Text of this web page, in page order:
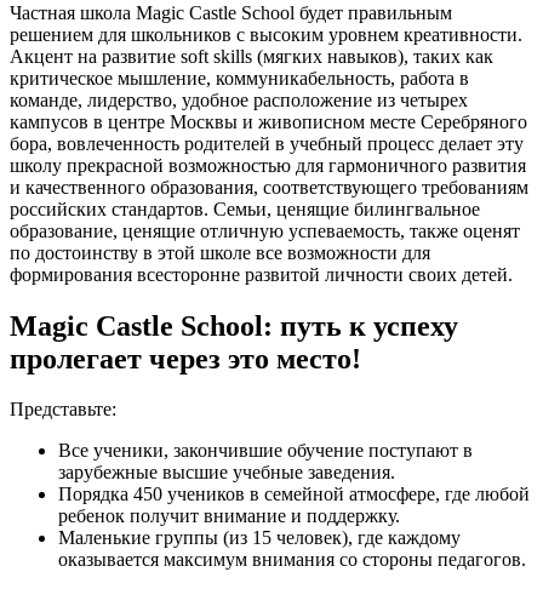
Частная школа Magic Castle School будет правильным
решением для школьников с высоким уровнем креативности.
Акцент на развитие soft skills (мягких навыков), таких как
критическое мышление, коммуникабельность, работа в
команде, лидерство, удобное расположение из четырех
кампусов в центре Москвы и живописном месте Серебряного
бора, вовлеченность родителей в учебный процесс делает эту
школу прекрасной возможностью для гармоничного развития
и качественного образования, соответствующего требованиям
российских стандартов. Семьи, ценящие билингвальное
образование, ценящие отличную успеваемость, также оценят
по достоинству в этой школе все возможности для
формирования всесторонне развитой личности своих детей.
Magic Castle School: путь к успеху
пролегает через это место!
Представьте:
Все ученики, закончившие обучение поступают в
зарубежные высшие учебные заведения.
Порядка 450 учеников в семейной атмосфере, где любой
ребенок получит внимание и поддержку.
Маленькие группы (из 15 человек), где каждому
оказывается максимум внимания со стороны педагогов.